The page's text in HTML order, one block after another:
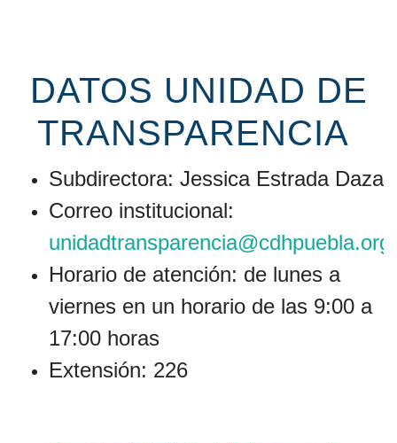
DATOS UNIDAD DE
TRANSPARENCIA
Subdirectora: Jessica Estrada Daza
Correo institucional:
Horario de atención: de lunes a
viernes en un horario de las 9:00 a
17:00 horas
Extensión: 226